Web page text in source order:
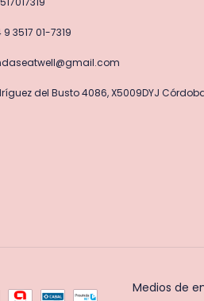
3517 01-7319
del Busto 4086, X5009DYJ
Medios de